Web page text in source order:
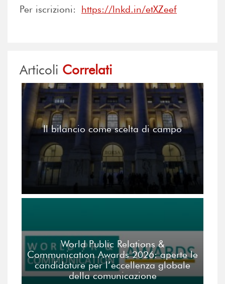
Per iscrizioni: https://lnkd.in/etXZeef
Articoli Correlati
Il bilancio come scelta di campo
World Public Relations &
Communication Awards 2026: aperte le
candidature per l’eccellenza globale
della comunicazione